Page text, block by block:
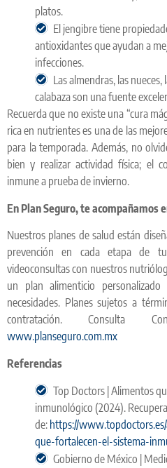
platos.
El jengibre tiene
antioxidantes que ayudan a
infecciones.
Las almendras, las
calabaza son una fuente
Recuerda que no existe una “cura
rica en nutrientes es una de las
para la temporada. Además, no
bien y realizar actividad física; el
inmune a prueba de invierno.
En Plan Seguro, te acompañamos
Nuestros planes de salud están
prevención en cada etapa de
videoconsultas con nuestros
un plan alimenticio
necesidades. Planes sujetos a
contratación. Consulta
www.planseguro.com.mx
Referencias
Top Doctors | Alimentos
inmunológico (2024).
de: https://
que-fortalecen-el-sistema-
Gobierno de México |